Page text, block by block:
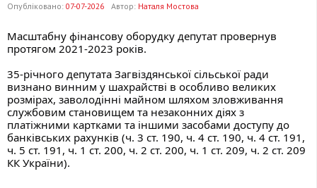
Опубліковано: 07-07-2026 Автор: Наталя Мостова
Масштабну фінансову оборудку депутат провернув
протягом 2021-2023 років.
35-річного депутата Загвіздянської сільської ради
визнано винним у шахрайстві в особливо великих
розмірах, заволодінні майном шляхом зловживання
службовим становищем та незаконних діях з
платіжними картками та іншими засобами доступу до
банківських рахунків (ч. 3 ст. 190, ч. 4 ст. 190, ч. 4 ст. 191,
ч. 5 ст. 191, ч. 1 ст. 200, ч. 2 ст. 200, ч. 1 ст. 209, ч. 2 ст. 209
КК України).